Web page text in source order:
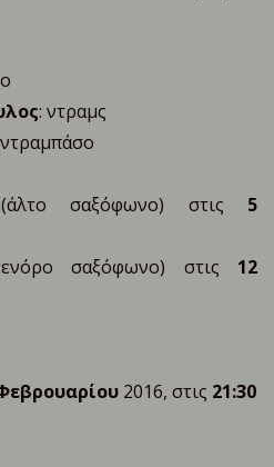
: ντραμς
σαξόφωνο) στις 5
σαξόφωνο) στις 12
2016, στις 21:30